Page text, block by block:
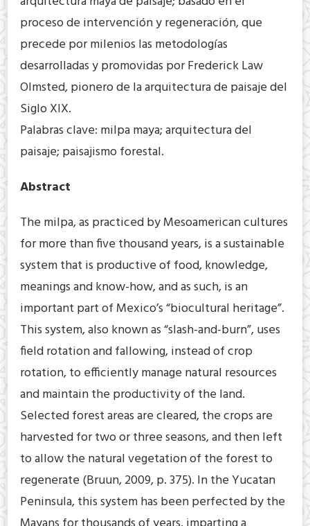
proceso de intervención y regeneración, que
precede por milenios las metodologías
desarrolladas y promovidas por Frederick Law
Olmsted, pionero de la arquitectura de paisaje del
Siglo XIX.
Palabras clave: milpa maya; arquitectura del
paisaje; paisajismo forestal.
Abstract
The milpa, as practiced by Mesoamerican cultures
for more than five thousand years, is a sustainable
system that is productive of food, knowledge,
meanings and know-how, and as such, is an
important part of Mexico’s “biocultural heritage”.
This system, also known as “slash-and-burn”, uses
field rotation and fallowing, instead of crop
rotation, to efficiently manage natural resources
and maintain the productivity of the land.
Selected forest areas are cleared, the crops are
harvested for two or three seasons, and then left
to allow the natural vegetation of the forest to
regenerate (Bruun, 2009, p. 375). In the Yucatan
Peninsula, this system has been perfected by the